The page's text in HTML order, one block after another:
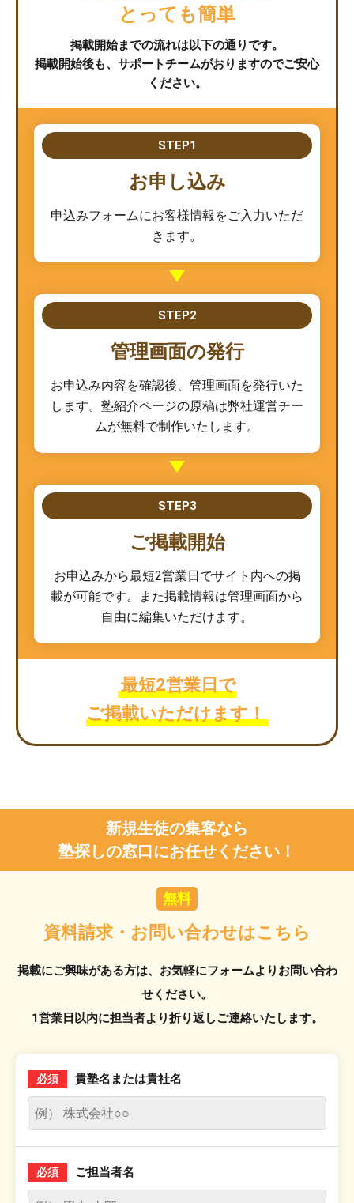
とっても簡単
掲載開始までの流れは以下の通りです。
掲載開始後も、サポートチームがおりますのでご安心
ください。
STEP1
お申し込み
申込みフォームにお客様情報をご入力いただ
きます。
STEP2
管理画面の発行
お申込み内容を確認後、管理画面を発行いた
します。塾紹介ページの原稿は弊社運営チー
ムが無料で制作いたします。
STEP3
ご掲載開始
お申込みから最短2営業日でサイト内への掲
載が可能です。また掲載情報は管理画面から
自由に編集いただけます。
最短2営業日で
ご掲載いただけます！
新規生徒の集客なら
塾探しの窓口にお任せください！
無料
資料請求・お問い合わせはこちら
掲載にご興味がある方は、お気軽にフォームよりお問い合わ
せください。
1営業日以内に担当者より折り返しご連絡いたします。
必須 貴塾名または貴社名
必須 ご担当者名